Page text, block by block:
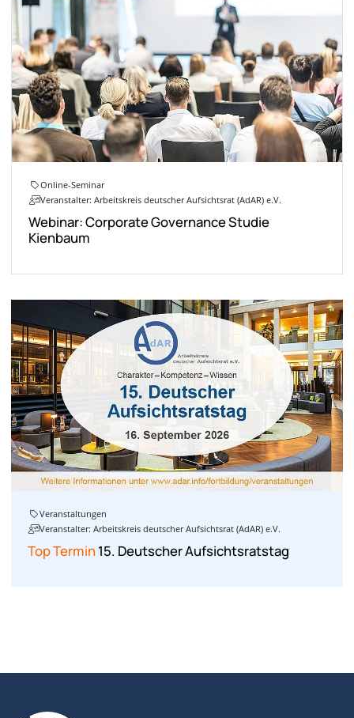
Online-Seminar
Veranstalter: Arbeitskreis deutscher Aufsichtsrat (AdAR) e.V.
Webinar: Corporate Governance Studie
Kienbaum
Veranstaltungen
Veranstalter: Arbeitskreis deutscher Aufsichtsrat (AdAR) e.V.
Top Termin15. Deutscher Aufsichtsratstag